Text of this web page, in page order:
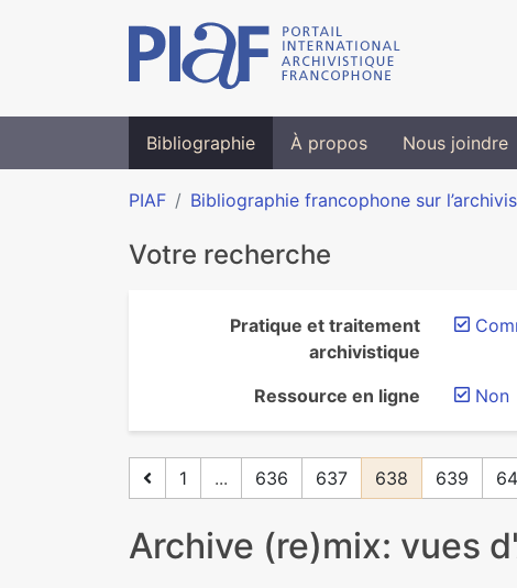
Bibliographie À propos Nous joindre
PIAF Bibliographie francophone sur
Votre recherche
Pratique et traitement
archivistique
Ressource en ligne Non
1 ... 636 637 638 639
Archive (re)mix: vues